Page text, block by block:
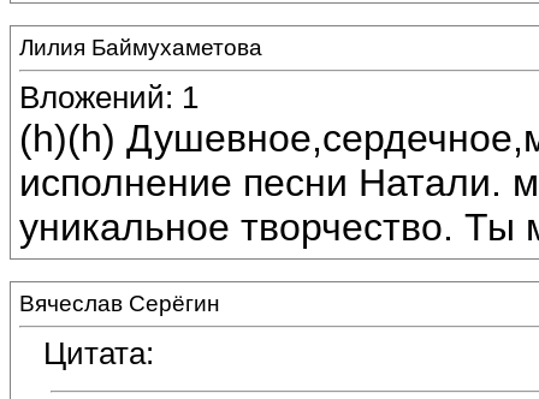
Лилия Баймухаметова
Вложений: 1
(h)(h)
исполнение песни Натали.
уникальное творчество.
Вячеслав Серёгин
Цитата: